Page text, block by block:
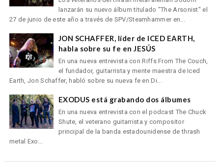
lanzarán su nuevo álbum titulado "The Arsonist" el
27 de junio de este año a través de SPV/Steamhammer en...
JON SCHAFFER, líder de ICED EARTH,
habla sobre su fe en JESÚS
En una nueva entrevista con Riffs From The Couch,
el fundador, guitarrista y mente maestra de Iced
Earth, Jon Schaffer, habló sobre su nueva fe en Di...
EXODUS está grabando dos álbumes
En una nueva entrevista con el podcast The Chuck
Shute, el veterano guitarrista y compositor
principal de la banda estadounidense de thrash
metal Exo...